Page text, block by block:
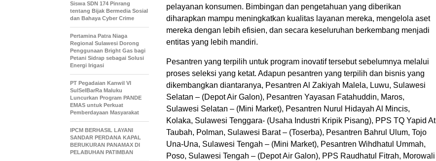
pelayanan konsumen. Bimbingan dan pengetahuan yang diberikan
diharapkan mampu meningkatkan kualitas layanan mereka, mengelola aset
mereka dengan lebih efisien, dan secara keseluruhan berkembang menjadi
entitas yang lebih mandiri.
Pesantren yang terpilih untuk program inovatif tersebut sebelumnya melalui
proses seleksi yang ketat. Adapun pesantren yang terpilih dan bisnis yang
dikembangkan diantaranya, Pesantren Al Zakiyah Malela, Luwu, Sulawesi
Selatan – (Depot Air Galon), Pesantren Yayasan Fatahuddin, Maros,
Sulawesi Selatan – (Mini Market), Pesantren Nurul Hidayah Al Mincis,
Kolaka, Sulawesi Tenggara- (Usaha Industri Kripik Pisang), PPS TQ Yapid At
Taubah, Polman, Sulawesi Barat – (Toserba), Pesantren Bahrul Ulum, Tojo
Una-Una, Sulawesi Tengah – (Mini Market), Pesantren Wihdhatul Ummah,
Poso, Sulawesi Tengah – (Depot Air Galon), PPS Raudhatul Fitrah, Morowali
Siswa SDN 174 Pinrang
tentang Bijak Bermedia Sosial
dan Bahaya Cyber Crime
Pertamina Patra Niaga
Regional Sulawesi Dorong
Penggunaan Bright Gas bagi
Petani Sidrap sebagai Solusi
Energi Irigasi
PT Pegadaian Kanwil VI
SulSelBarRa Maluku
Luncurkan Program PANDE
EMAS untuk Perkuat
Pemberdayaan Masyarakat
IPCM BERHASIL LAYANI
SANDAR PERDANA KAPAL
BERUKURAN PANAMAX DI
PELABUHAN PATIMBAN